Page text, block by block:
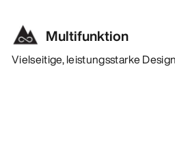
Multifunktion
Vielseitige, leistungsstarke